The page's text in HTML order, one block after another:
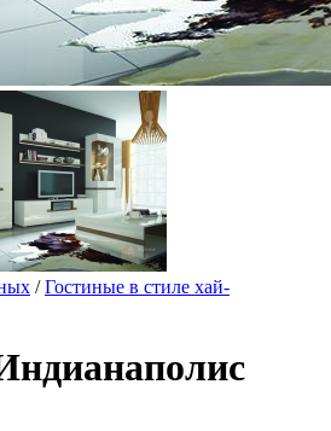
/Гостиные в стиле хай-